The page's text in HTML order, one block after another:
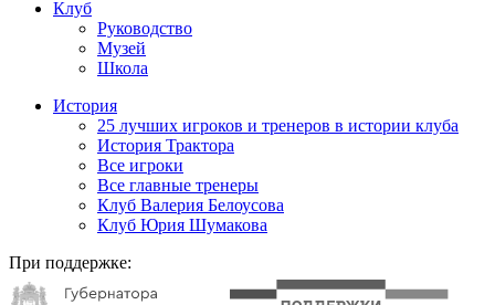
Клуб
Руководство
Музей
Школа
История
25 лучших игроков и тренеров в истории клуба
История Трактора
Все игроки
Все главные тренеры
Клуб Валерия Белоусова
Клуб Юрия Шумакова
При поддержке: